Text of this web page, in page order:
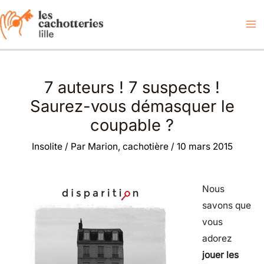
Aller
au
contenu
7 auteurs ! 7 suspects !
Saurez-vous démasquer le
coupable ?
Insolite/ Par Marion, cachotière / 10 mars 2015
Nous
savons que
vous
adorez
jouer les